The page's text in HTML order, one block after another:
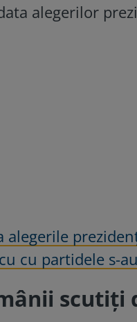
alegerilor
alegerile
cu partidele s-
scutiți